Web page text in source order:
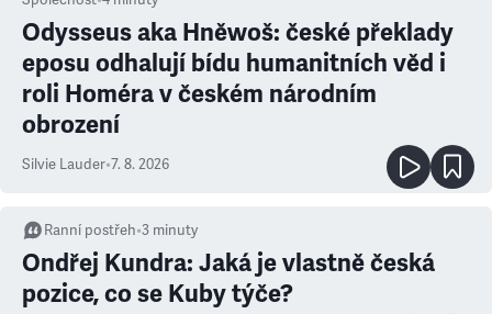
Odysseus aka Hněwoš: české překlady
eposu odhalují bídu humanitních věd i
roli Homéra v českém národním
obrození
Silvie Lauder•7. 8. 2026
Ranní postřeh•3 minuty
Ondřej Kundra: Jaká je vlastně česká
pozice, co se Kuby týče?